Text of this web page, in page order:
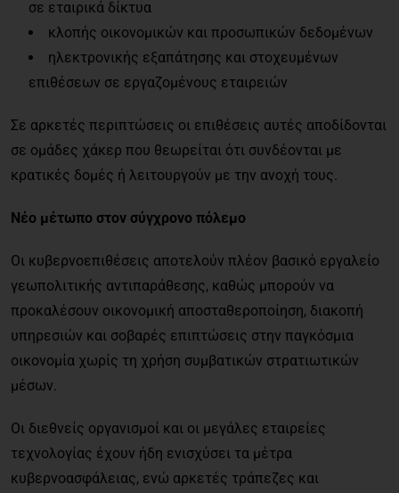
σε εταιρικά δίκτυα
κλοπής οικονομικών και προσωπικών δεδομένων
ηλεκτρονικής εξαπάτησης και στοχευμένων
επιθέσεων σε εργαζομένους εταιρειών
Σε αρκετές περιπτώσεις οι επιθέσεις αυτές αποδίδονται
σε ομάδες χάκερ που θεωρείται ότι συνδέονται με
κρατικές δομές ή λειτουργούν με την ανοχή τους.
Νέο μέτωπο στον σύγχρονο πόλεμο
Οι κυβερνοεπιθέσεις αποτελούν πλέον βασικό εργαλείο
γεωπολιτικής αντιπαράθεσης, καθώς μπορούν να
προκαλέσουν οικονομική αποσταθεροποίηση, διακοπή
υπηρεσιών και σοβαρές επιπτώσεις στην παγκόσμια
οικονομία χωρίς τη χρήση συμβατικών στρατιωτικών
μέσων.
Οι διεθνείς οργανισμοί και οι μεγάλες εταιρείες
τεχνολογίας έχουν ήδη ενισχύσει τα μέτρα
κυβερνοασφάλειας, ενώ αρκετές τράπεζες και